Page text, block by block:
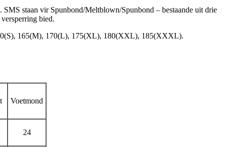
staan ​​vir Spunbond/Meltblown/Spunbond – bestaande uit drie
bied.
165(M), 170(L), 175(XL), 180(XXL), 185(XXXL).
Voetmond
24